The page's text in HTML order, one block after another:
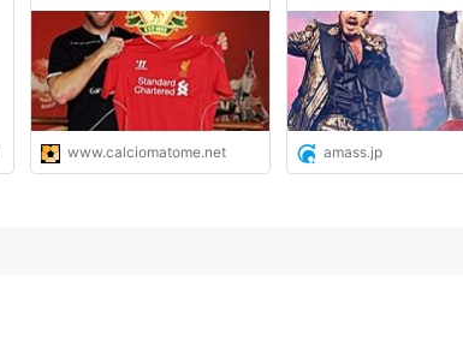
www.calciomatome.net amass.jp